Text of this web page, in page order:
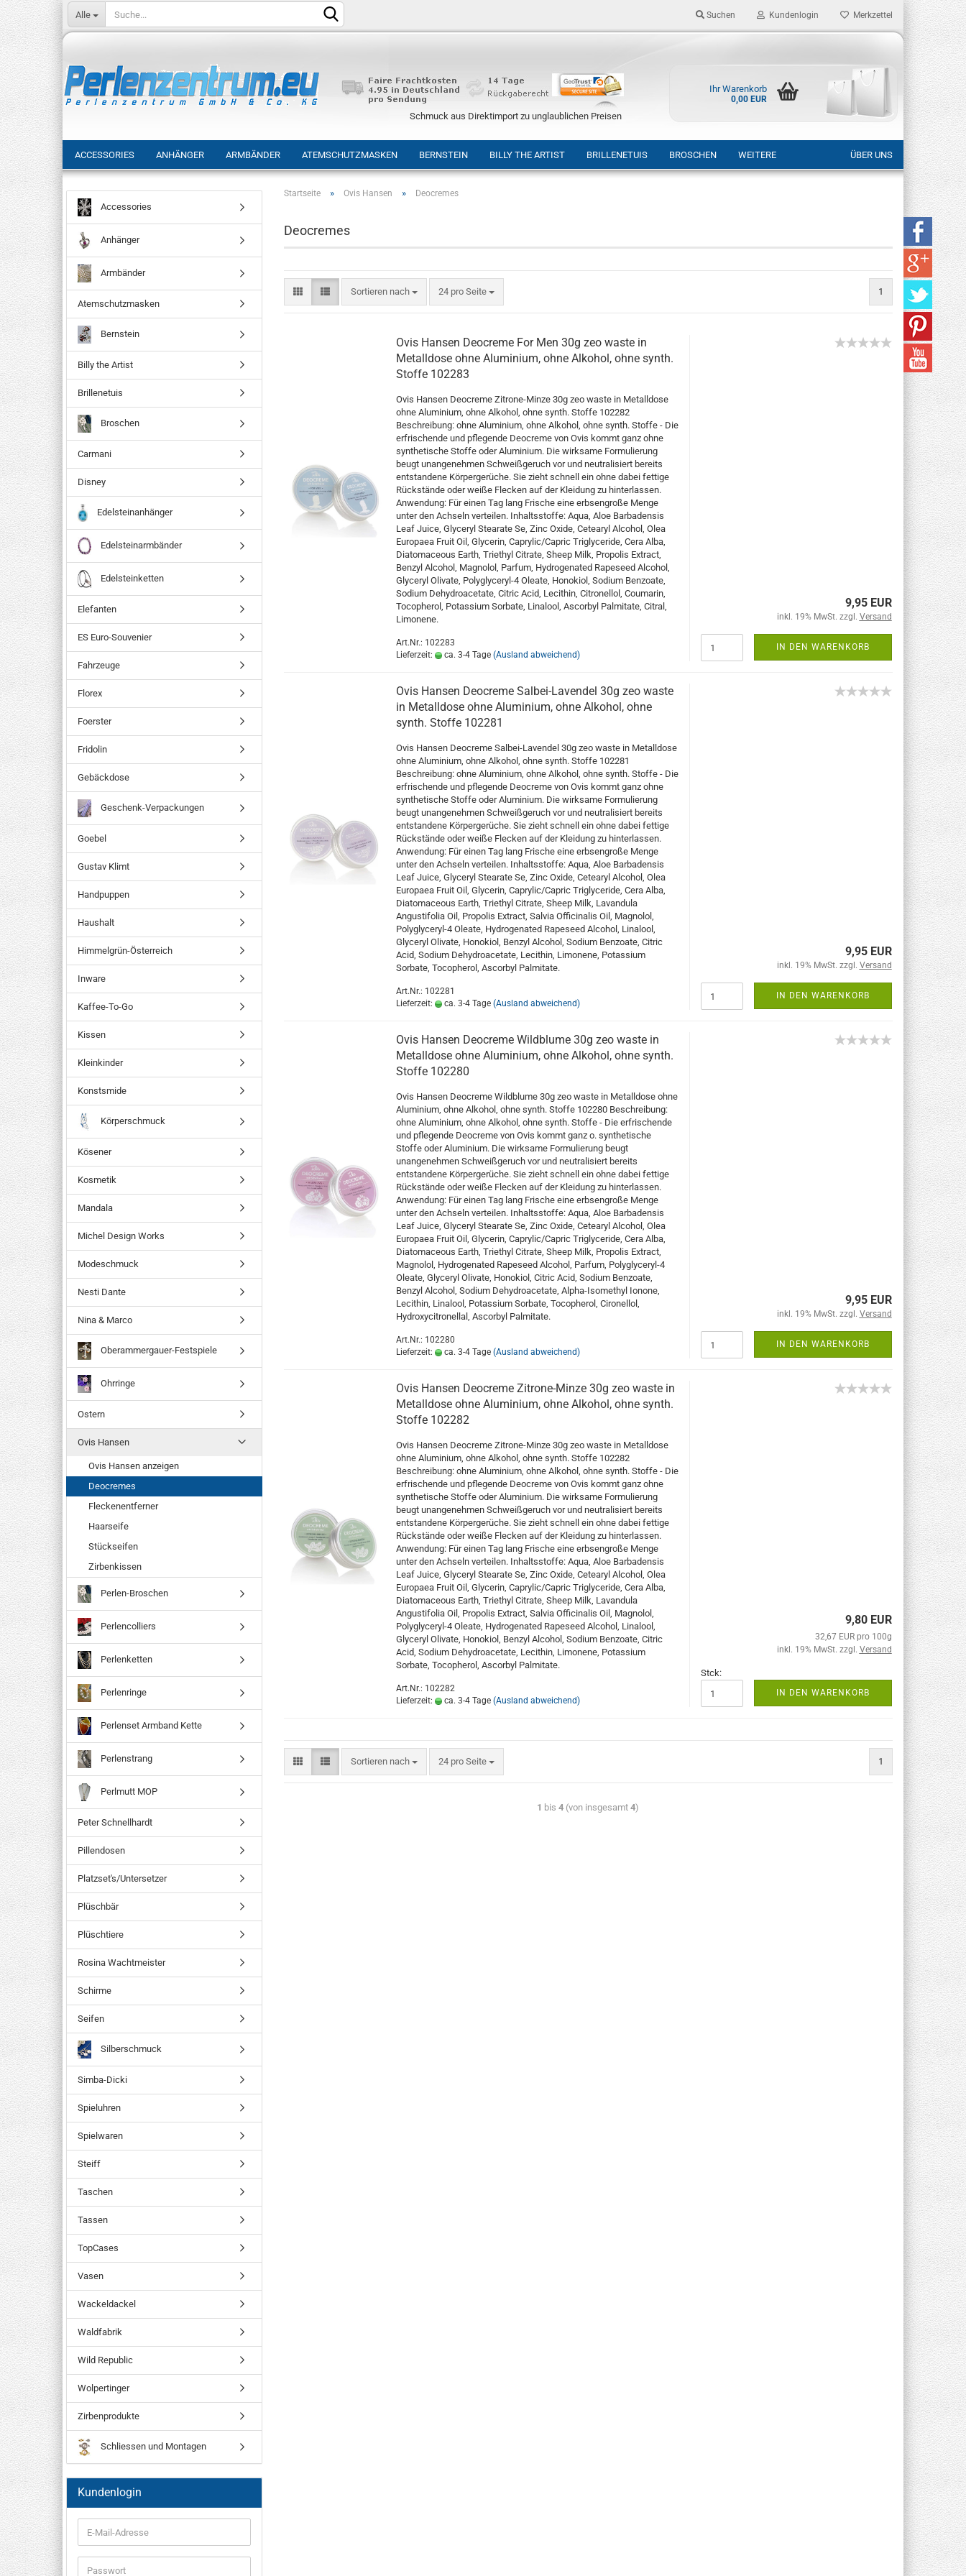
Suchen Kundenlogin Merkzettel
Alle
Schmuck aus Direktimport zu unglaublichen Preisen
Ihr Warenkorb
0,00 EUR
ACCESSORIES ANHÄNGER ARMBÄNDER ATEMSCHUTZMASKEN BERNSTEIN BILLY THE ARTIST BRILLENETUIS BROSCHEN ÜBER UNS
WEITERE
Startseite » Ovis Hansen » Deocremes
Deocremes
Sortieren nach 24 pro Seite 1
Ovis Hansen Deocreme For Men 30g zeo waste in
Metalldose ohne Aluminium, ohne Alkohol, ohne synth.
Stoffe 102283
Ovis Hansen Deocreme Zitrone-Minze 30g zeo waste in Metalldose
ohne Aluminium, ohne Alkohol, ohne synth. Stoffe 102282
Beschreibung: ohne Aluminium, ohne Alkohol, ohne synth. Stoffe - Die
erfrischende und pflegende Deocreme von Ovis kommt ganz ohne
synthetische Stoffe oder Aluminium. Die wirksame Formulierung
beugt unangenehmen Schweißgeruch vor und neutralisiert bereits
entstandene Körpergerüche. Sie zieht schnell ein ohne dabei fettige
Rückstände oder weiße Flecken auf der Kleidung zu hinterlassen.
Anwendung: Für einen Tag lang Frische eine erbsengroße Menge
unter den Achseln verteilen. Inhaltsstoffe: Aqua, Aloe Barbadensis
Leaf Juice, Glyceryl Stearate Se, Zinc Oxide, Cetearyl Alcohol, Olea
Europaea Fruit Oil, Glycerin, Caprylic/Capric Triglyceride, Cera Alba,
Diatomaceous Earth, Triethyl Citrate, Sheep Milk, Propolis Extract,
Benzyl Alcohol, Magnolol, Parfum, Hydrogenated Rapeseed Alcohol,
Glyceryl Olivate, Polyglyceryl-4 Oleate, Honokiol, Sodium Benzoate,
Sodium Dehydroacetate, Citric Acid, Lecithin, Citronellol, Coumarin,
Tocopherol, Potassium Sorbate, Linalool, Ascorbyl Palmitate, Citral,
Limonene.
Art.Nr.: 102283
Lieferzeit:
ca. 3-4 Tage (Ausland abweichend)
9,95 EUR
inkl. 19% MwSt. zzgl. Versand
IN DEN WARENKORB
Ovis Hansen Deocreme Salbei-Lavendel 30g zeo waste
in Metalldose ohne Aluminium, ohne Alkohol, ohne
synth. Stoffe 102281
Ovis Hansen Deocreme Salbei-Lavendel 30g zeo waste in Metalldose
ohne Aluminium, ohne Alkohol, ohne synth. Stoffe 102281
Beschreibung: ohne Aluminium, ohne Alkohol, ohne synth. Stoffe - Die
erfrischende und pflegende Deocreme von Ovis kommt ganz ohne
synthetische Stoffe oder Aluminium. Die wirksame Formulierung
beugt unangenehmen Schweißgeruch vor und neutralisiert bereits
entstandene Körpergerüche. Sie zieht schnell ein ohne dabei fettige
Rückstände oder weiße Flecken auf der Kleidung zu hinterlassen.
Anwendung: Für einen Tag lang Frische eine erbsengroße Menge
unter den Achseln verteilen. Inhaltsstoffe: Aqua, Aloe Barbadensis
Leaf Juice, Glyceryl Stearate Se, Zinc Oxide, Cetearyl Alcohol, Olea
Europaea Fruit Oil, Glycerin, Caprylic/Capric Triglyceride, Cera Alba,
Diatomaceous Earth, Triethyl Citrate, Sheep Milk, Lavandula
Angustifolia Oil, Propolis Extract, Salvia Officinalis Oil, Magnolol,
Polyglyceryl-4 Oleate, Hydrogenated Rapeseed Alcohol, Linalool,
Glyceryl Olivate, Honokiol, Benzyl Alcohol, Sodium Benzoate, Citric
Acid, Sodium Dehydroacetate, Lecithin, Limonene, Potassium
Sorbate, Tocopherol, Ascorbyl Palmitate.
Art.Nr.: 102281
Lieferzeit:
ca. 3-4 Tage (Ausland abweichend)
9,95 EUR
inkl. 19% MwSt. zzgl. Versand
IN DEN WARENKORB
Ovis Hansen Deocreme Wildblume 30g zeo waste in
Metalldose ohne Aluminium, ohne Alkohol, ohne synth.
Stoffe 102280
Ovis Hansen Deocreme Wildblume 30g zeo waste in Metalldose ohne
Aluminium, ohne Alkohol, ohne synth. Stoffe 102280 Beschreibung:
ohne Aluminium, ohne Alkohol, ohne synth. Stoffe - Die erfrischende
und pflegende Deocreme von Ovis kommt ganz o. synthetische
Stoffe oder Aluminium. Die wirksame Formulierung beugt
unangenehmen Schweißgeruch vor und neutralisiert bereits
entstandene Körpergerüche. Sie zieht schnell ein ohne dabei fettige
Rückstände oder weiße Flecken auf der Kleidung zu hinterlassen.
Anwendung: Für einen Tag lang Frische eine erbsengroße Menge
unter den Achseln verteilen. Inhaltsstoffe: Aqua, Aloe Barbadensis
Leaf Juice, Glyceryl Stearate Se, Zinc Oxide, Cetearyl Alcohol, Olea
Europaea Fruit Oil, Glycerin, Caprylic/Capric Triglyceride, Cera Alba,
Diatomaceous Earth, Triethyl Citrate, Sheep Milk, Propolis Extract,
Magnolol, Hydrogenated Rapeseed Alcohol, Parfum, Polyglyceryl-4
Oleate, Glyceryl Olivate, Honokiol, Citric Acid, Sodium Benzoate,
Benzyl Alcohol, Sodium Dehydroacetate, Alpha-Isomethyl Ionone,
Lecithin, Linalool, Potassium Sorbate, Tocopherol, Cironellol,
Hydroxycitronellal, Ascorbyl Palmitate.
Art.Nr.: 102280
Lieferzeit:
ca. 3-4 Tage (Ausland abweichend)
9,95 EUR
inkl. 19% MwSt. zzgl. Versand
IN DEN WARENKORB
Ovis Hansen Deocreme Zitrone-Minze 30g zeo waste in
Metalldose ohne Aluminium, ohne Alkohol, ohne synth.
Stoffe 102282
Ovis Hansen Deocreme Zitrone-Minze 30g zeo waste in Metalldose
ohne Aluminium, ohne Alkohol, ohne synth. Stoffe 102282
Beschreibung: ohne Aluminium, ohne Alkohol, ohne synth. Stoffe - Die
erfrischende und pflegende Deocreme von Ovis kommt ganz ohne
synthetische Stoffe oder Aluminium. Die wirksame Formulierung
beugt unangenehmen Schweißgeruch vor und neutralisiert bereits
entstandene Körpergerüche. Sie zieht schnell ein ohne dabei fettige
Rückstände oder weiße Flecken auf der Kleidung zu hinterlassen.
Anwendung: Für einen Tag lang Frische eine erbsengroße Menge
unter den Achseln verteilen. Inhaltsstoffe: Aqua, Aloe Barbadensis
Leaf Juice, Glyceryl Stearate Se, Zinc Oxide, Cetearyl Alcohol, Olea
Europaea Fruit Oil, Glycerin, Caprylic/Capric Triglyceride, Cera Alba,
Diatomaceous Earth, Triethyl Citrate, Sheep Milk, Lavandula
Angustifolia Oil, Propolis Extract, Salvia Officinalis Oil, Magnolol,
Polyglyceryl-4 Oleate, Hydrogenated Rapeseed Alcohol, Linalool,
Glyceryl Olivate, Honokiol, Benzyl Alcohol, Sodium Benzoate, Citric
Acid, Sodium Dehydroacetate, Lecithin, Limonene, Potassium
Sorbate, Tocopherol, Ascorbyl Palmitate.
Art.Nr.: 102282
Lieferzeit:
ca. 3-4 Tage (Ausland abweichend)
9,80 EUR
32,67 EUR pro 100g
inkl. 19% MwSt. zzgl. Versand
Stck:
IN DEN WARENKORB
Sortieren nach 24 pro Seite 1
1 bis4 (von insgesamt4)
Accessories
Anhänger
Armbänder
Atemschutzmasken
Bernstein
Billy the Artist
Brillenetuis
Broschen
Carmani
Disney
Edelsteinanhänger
Edelsteinarmbänder
Edelsteinketten
Elefanten
ES Euro-Souvenier
Fahrzeuge
Florex
Foerster
Fridolin
Gebäckdose
Geschenk-Verpackungen
Goebel
Gustav Klimt
Handpuppen
Haushalt
Himmelgrün-Österreich
Inware
Kaffee-To-Go
Kissen
Kleinkinder
Konstsmide
Körperschmuck
Kösener
Kosmetik
Mandala
Michel Design Works
Modeschmuck
Nesti Dante
Nina & Marco
Oberammergauer-Festspiele
Ohrringe
Ostern
Ovis Hansen
Ovis Hansen anzeigen
Deocremes
Fleckenentferner
Haarseife
Stückseifen
Zirbenkissen
Perlen-Broschen
Perlencolliers
Perlenketten
Perlenringe
Perlenset Armband Kette
Perlenstrang
Perlmutt MOP
Peter Schnellhardt
Pillendosen
Platzset's/Untersetzer
Plüschbär
Plüschtiere
Rosina Wachtmeister
Schirme
Seifen
Silberschmuck
Simba-Dicki
Spieluhren
Spielwaren
Steiff
Taschen
Tassen
TopCases
Vasen
Wackeldackel
Waldfabrik
Wild Republic
Wolpertinger
Zirbenprodukte
Schliessen und Montagen
Kundenlogin